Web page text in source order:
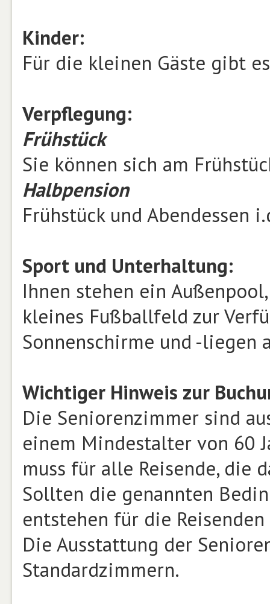
Kinder:
Für die kleinen Gäste gibt
Verpflegung:
Frühstück
Sie können sich am
Halbpension
Frühstück und Abendessen
Sport und Unterhaltung:
Ihnen stehen ein
kleines Fußballfeld zur
Sonnenschirme und -liegen
Wichtiger Hinweis zur
Die Seniorenzimmer sind
einem Mindestalter von 60
muss für alle Reisende, die
Sollten die genannten
entstehen für die
Die Ausstattung der
Standardzimmern.